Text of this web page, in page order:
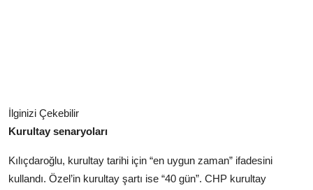
İlginizi Çekebilir
Kurultay senaryoları
Kılıçdaroğlu, kurultay tarihi için “en uygun zaman” ifadesini
kullandı. Özel’in kurultay şartı ise “40 gün”. CHP kurultay